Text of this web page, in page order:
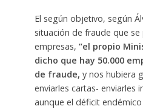
El según objetivo, según
situación de fraude que se
empresas, “el propio
dicho que hay 50.000
de fraude, y nos hubiera
enviarles cartas- enviarles
aunque el déficit